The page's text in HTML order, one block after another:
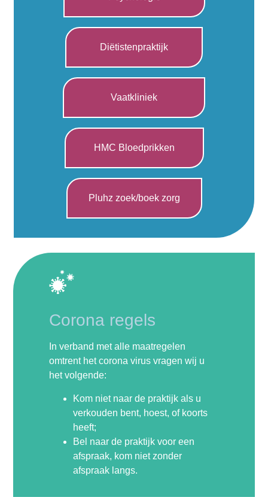
Diëtistenpraktijk
Vaatkliniek
HMC Bloedprikken
Pluhz zoek/boek zorg
Corona regels
In verband met alle maatregelen
omtrent het corona virus vragen wij u
het volgende:
Kom niet naar de praktijk als u
verkouden bent, hoest, of koorts
heeft;
Bel naar de praktijk voor een
afspraak, kom niet zonder
afspraak langs.